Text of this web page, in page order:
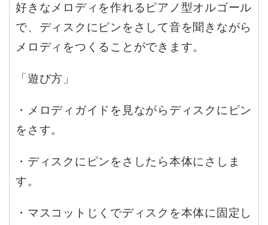
好きなメロディを作れるピアノ型オルゴール
で、ディスクにピンをさして音を聞きながら
メロディをつくることができます。
「遊び方」
・メロディガイドを見ながらディスクにピン
をさす。
・ディスクにピンをさしたら本体にさしま
す。
・マスコットじくでディスクを本体に固定し